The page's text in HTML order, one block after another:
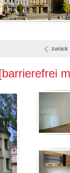
zurück